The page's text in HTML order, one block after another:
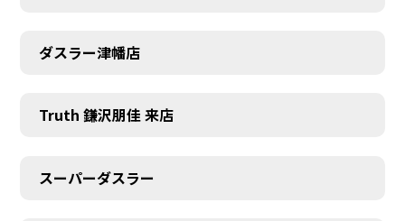
ダスラー津幡店
Truth 鎌沢朋佳 来店
スーパーダスラー